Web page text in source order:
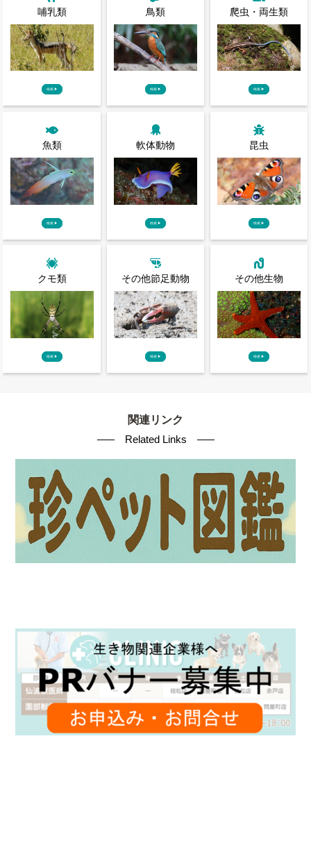
哺乳類
検索 ▶
鳥類
検索 ▶
爬虫・両生類
検索 ▶
魚類
検索 ▶
軟体動物
検索 ▶
昆虫
検索 ▶
クモ類
検索 ▶
その他節足動物
検索 ▶
その他生物
検索 ▶
関連リンク
Related Links